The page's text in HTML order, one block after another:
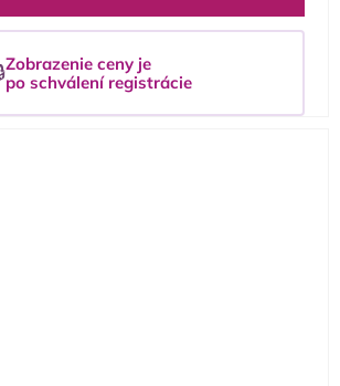
Zobrazenie ceny je
po schválení registrácie